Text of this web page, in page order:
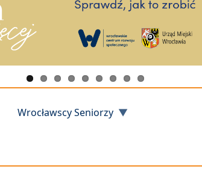
Wrocławscy Seniorzy